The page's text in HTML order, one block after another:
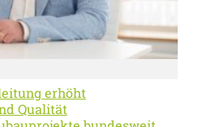
erhöht
Qualität